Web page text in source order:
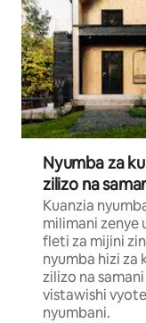
Nyumba za
zilizo na
Kuanzia
milimani zenye
fleti za mijini
nyumba hizi za
zilizo na
vistawishi
nyumbani.